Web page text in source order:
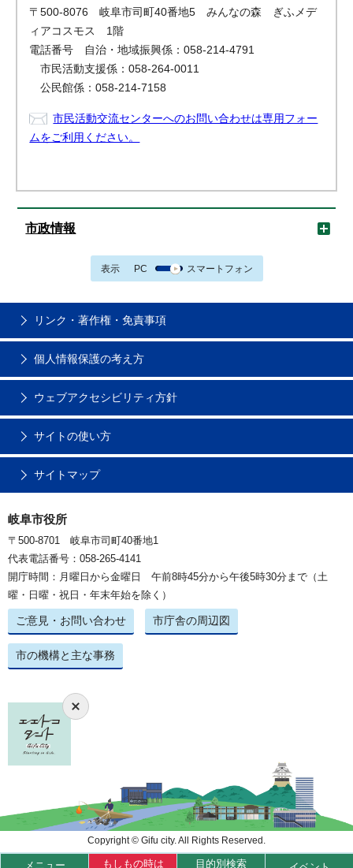
〒500-8076 岐阜市司町40番地5 みんなの森 ぎふメデ
ィアコスモス 1階
電話番号 自治・地域振興係：058-214-4791
市民活動支援係：058-264-0011
公民館係：058-214-7158
市民活動交流センターへのお問い合わせは専用フォー
ムをご利用ください。
市政情報
表示 PC スマートフォン
メニュー もしもの時は 目的別検索
リンク・著作権・免責事項
個人情報保護の考え方
ウェブアクセシビリティ方針
サイトの使い方
サイトマップ
岐阜市役所
〒500-8701 岐阜市司町40番地1
代表電話番号：058-265-4141
開庁時間：月曜日から金曜日 午前8時45分から午後5時30分まで（土
曜・日曜・祝日・年末年始を除く）
ご意見・お問い合わせ 市庁舎の周辺図
市の機構と主な事務
Copyright © Gifu city. All Rights Reserved.